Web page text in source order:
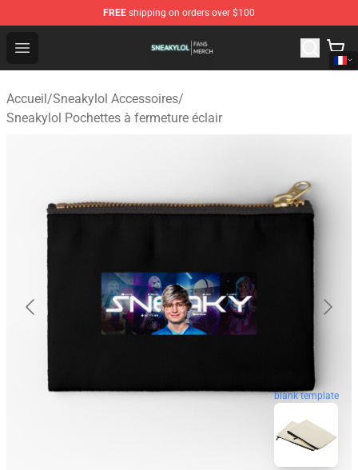
FREE shipping on orders over $100
Open menu
Sneakylol Shop - Official Sneakylol Merchandise Store
Accueil/Sneakylol Accessoires/
Sneakylol Pochettes à fermeture éclair
blank template